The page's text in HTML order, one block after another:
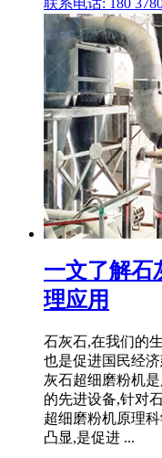
一文了解石
理应用
石灰石,在我们的
也是促进国民经
灰石超细磨粉机
的先进设备,针对
超细磨粉机原理
凸显,是促进 ...